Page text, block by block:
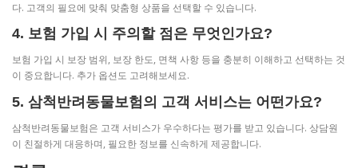
다. 고객의 필요에 맞춰 맞춤형 상품을 선택할 수 있습니다.
4. 보험 가입 시 주의할 점은 무엇인가요?
보험 가입 시 보장 범위, 보장 한도, 면책 사항 등을 충분히 이해하고 선택하는 것
이 중요합니다. 추가 옵션도 고려해보세요.
5. 삼척반려동물보험의 고객 서비스는 어떤가요?
삼척반려동물보험은 고객 서비스가 우수하다는 평가를 받고 있습니다. 상담원
이 친절하게 대응하며, 필요한 정보를 신속하게 제공합니다.